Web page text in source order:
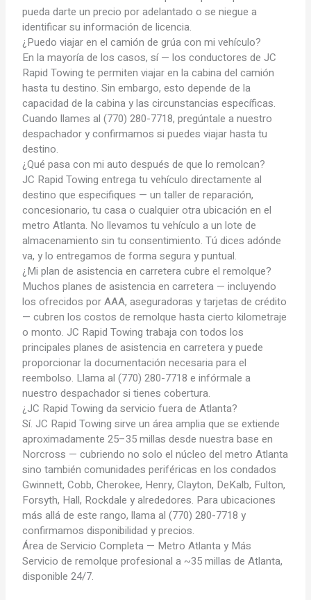
pueda darte un precio por adelantado o se niegue a
identificar su información de licencia.
¿Puedo viajar en el camión de grúa con mi vehículo?
En la mayoría de los casos, sí — los conductores de JC
Rapid Towing te permiten viajar en la cabina del camión
hasta tu destino. Sin embargo, esto depende de la
capacidad de la cabina y las circunstancias específicas.
Cuando llames al (770) 280-7718, pregúntale a nuestro
despachador y confirmamos si puedes viajar hasta tu
destino.
¿Qué pasa con mi auto después de que lo remolcan?
JC Rapid Towing entrega tu vehículo directamente al
destino que especifiques — un taller de reparación,
concesionario, tu casa o cualquier otra ubicación en el
metro Atlanta. No llevamos tu vehículo a un lote de
almacenamiento sin tu consentimiento. Tú dices adónde
va, y lo entregamos de forma segura y puntual.
¿Mi plan de asistencia en carretera cubre el remolque?
Muchos planes de asistencia en carretera — incluyendo
los ofrecidos por AAA, aseguradoras y tarjetas de crédito
— cubren los costos de remolque hasta cierto kilometraje
o monto. JC Rapid Towing trabaja con todos los
principales planes de asistencia en carretera y puede
proporcionar la documentación necesaria para el
reembolso. Llama al (770) 280-7718 e infórmale a
nuestro despachador si tienes cobertura.
¿JC Rapid Towing da servicio fuera de Atlanta?
Sí. JC Rapid Towing sirve un área amplia que se extiende
aproximadamente 25–35 millas desde nuestra base en
Norcross — cubriendo no solo el núcleo del metro Atlanta
sino también comunidades periféricas en los condados
Gwinnett, Cobb, Cherokee, Henry, Clayton, DeKalb, Fulton,
Forsyth, Hall, Rockdale y alrededores. Para ubicaciones
más allá de este rango, llama al (770) 280-7718 y
confirmamos disponibilidad y precios.
Área de Servicio Completa — Metro Atlanta y Más
Servicio de remolque profesional a ~35 millas de Atlanta,
disponible 24/7.